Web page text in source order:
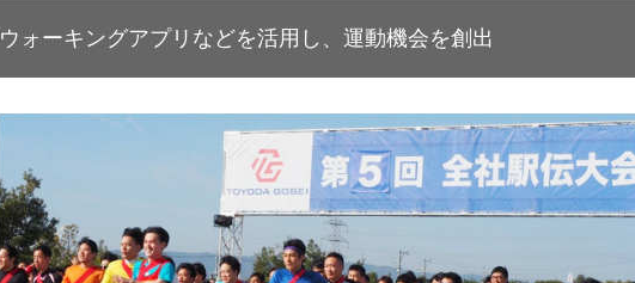
ウォーキングアプリなどを活用し、運動機会を創出